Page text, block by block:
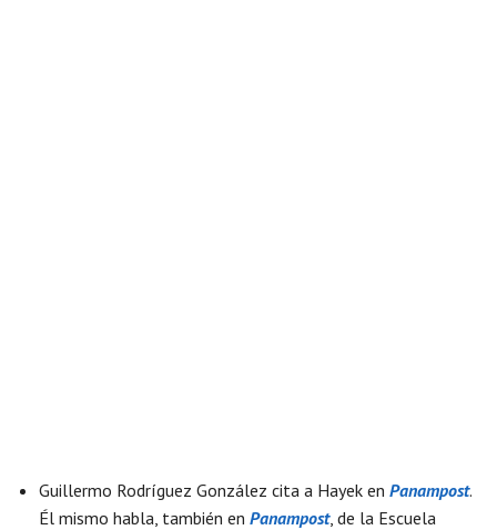
Guillermo Rodríguez González cita a Hayek en Panampost.
Él mismo habla, también en Panampost, de la Escuela